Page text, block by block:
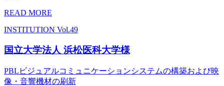
READ MORE
INSTITUTION Vol.49
国立大学法人 浜松医科大学様
PBLビジュアルコミュニケーションシステムの構築および映
像・音響機材の刷新